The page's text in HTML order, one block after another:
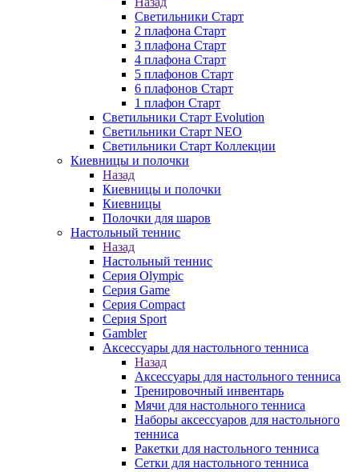
Светильники Старт
2 плафона Старт
3 плафона Старт
4 плафона Старт
5 плафонов Старт
6 плафонов Старт
1 плафон Старт
Светильники Старт Evolution
Светильники Старт NEO
Светильники Старт Коллекции
Киевницы и полочки
Назад
Киевницы и полочки
Киевницы
Полочки для шаров
Настольный теннис
Назад
Настольный теннис
Серия Olympic
Серия Game
Серия Compact
Серия Sport
Gambler
Аксессуары для настольного тенниса
Назад
Аксессуары для настольного тенниса
Тренировочный инвентарь
Мячи для настольного тенниса
Наборы аксессуаров для настольного
тенниса
Ракетки для настольного тенниса
Сетки для настольного тенниса